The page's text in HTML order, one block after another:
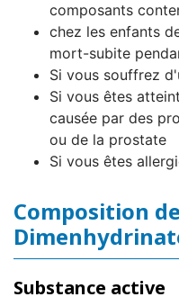
composants
chez les enfants
mort-subite
Si vous souffrez
Si vous êtes
causée par des
ou de la prostate
Si vous êtes
Composition
Substance active